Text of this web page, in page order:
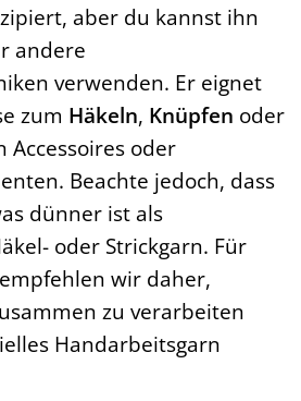
aber du kannst ihn
andere
verwenden. Er eignet
zum Häkeln, Knüpfen oder
Accessoires oder
Beachte jedoch, dass
dünner ist als
oder Strickgarn. Für
wir daher,
zu verarbeiten
Handarbeitsgarn